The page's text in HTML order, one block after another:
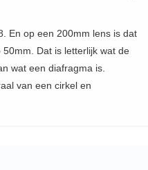
En op een 200mm lens is dat
Dat is letterlijk wat de
wat een diafragma is.
van een cirkel en